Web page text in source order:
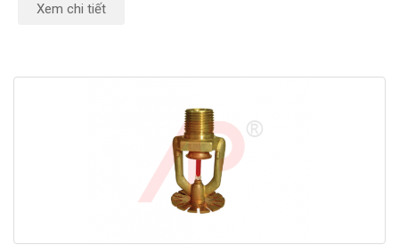
Xem chi tiết